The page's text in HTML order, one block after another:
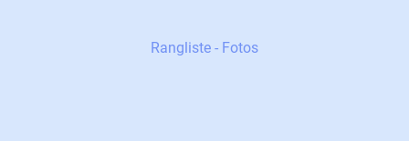
Rangliste - Fotos